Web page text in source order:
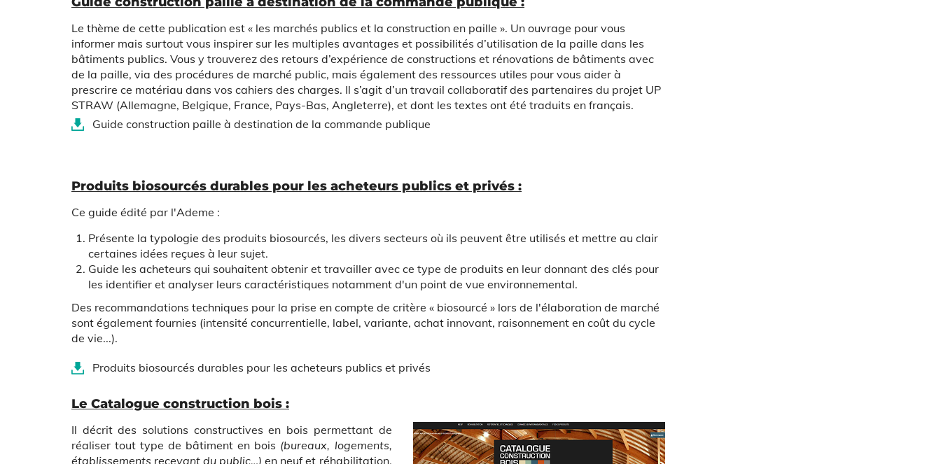
Le thème de cette publication est « les marchés publics et la construction en paille ». Un ouvrage pour vous
informer mais surtout vous inspirer sur les multiples avantages et possibilités d’utilisation de la paille dans les
bâtiments publics. Vous y trouverez des retours d’expérience de constructions et rénovations de bâtiments avec
de la paille, via des procédures de marché public, mais également des ressources utiles pour vous aider à
prescrire ce matériau dans vos cahiers des charges. Il s’agit d’un travail collaboratif des partenaires du projet UP
STRAW (Allemagne, Belgique, France, Pays-Bas, Angleterre), et dont les textes ont été traduits en français.
Guide construction paille à destination de la commande publique
Produits biosourcés durables pour les acheteurs publics et privés :
Ce guide édité par l'Ademe :
Présente la typologie des produits biosourcés, les divers secteurs où ils peuvent être utilisés et mettre au clair
certaines idées reçues à leur sujet.
Guide les acheteurs qui souhaitent obtenir et travailler avec ce type de produits en leur donnant des clés pour
les identifier et analyser leurs caractéristiques notamment d'un point de vue environnemental.
Des recommandations techniques pour la prise en compte de critère « biosourcé » lors de l'élaboration de marché
sont également fournies (intensité concurrentielle, label, variante, achat innovant, raisonnement en coût du cycle
de vie...).
Produits biosourcés durables pour les acheteurs publics et privés
Le Catalogue construction bois :
Il décrit des solutions constructives en bois permettant de
réaliser tout type de bâtiment en bois (bureaux, logements,
établissements recevant du public…) en neuf et réhabilitation.